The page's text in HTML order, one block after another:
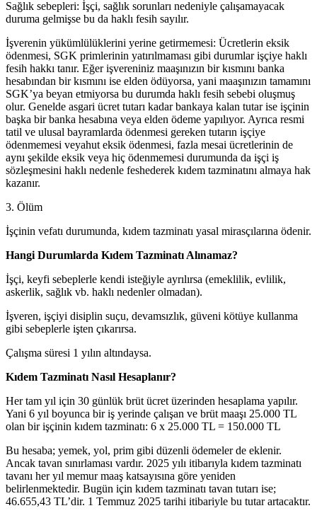
Sağlık sebepleri: İşçi, sağlık sorunları nedeniyle çalışamayacak
duruma gelmişse bu da haklı fesih sayılır.
İşverenin yükümlülüklerini yerine getirmemesi: Ücretlerin eksik
ödenmesi, SGK primlerinin yatırılmaması gibi durumlar işçiye haklı
fesih hakkı tanır. Eğer işvereniniz maaşınızın bir kısmını banka
hesabından bir kısmını ise elden ödüyorsa, yani maaşınızın tamamını
SGK’ya beyan etmiyorsa bu durumda haklı fesih sebebi oluşmuş
olur. Genelde asgari ücret tutarı kadar bankaya kalan tutar ise işçinin
başka bir banka hesabına veya elden ödeme yapılıyor. Ayrıca resmi
tatil ve ulusal bayramlarda ödenmesi gereken tutarın işçiye
ödenmemesi veyahut eksik ödenmesi, fazla mesai ücretlerinin de
aynı şekilde eksik veya hiç ödenmemesi durumunda da işçi iş
sözleşmesini haklı nedenle feshederek kıdem tazminatını almaya hak
kazanır.
3. Ölüm
İşçinin vefatı durumunda, kıdem tazminatı yasal mirasçılarına ödenir.
Hangi Durumlarda Kıdem Tazminatı Alınamaz?
İşçi, keyfi sebeplerle kendi isteğiyle ayrılırsa (emeklilik, evlilik,
askerlik, sağlık vb. haklı nedenler olmadan).
İşveren, işçiyi disiplin suçu, devamsızlık, güveni kötüye kullanma
gibi sebeplerle işten çıkarırsa.
Çalışma süresi 1 yılın altındaysa.
Kıdem Tazminatı Nasıl Hesaplanır?
Her tam yıl için 30 günlük brüt ücret üzerinden hesaplama yapılır.
Yani 6 yıl boyunca bir iş yerinde çalışan ve brüt maaşı 25.000 TL
olan bir işçinin kıdem tazminatı: 6 x 25.000 TL = 150.000 TL
Bu hesaba; yemek, yol, prim gibi düzenli ödemeler de eklenir.
Ancak tavan sınırlaması vardır. 2025 yılı itibarıyla kıdem tazminatı
tavanı her yıl memur maaş katsayısına göre yeniden
belirlenmektedir. Bugün için kıdem tazminatı tavan tutarı ise;
46.655,43 TL’dir. 1 Temmuz 2025 tarihi itibariyle bu tutar artacaktır.